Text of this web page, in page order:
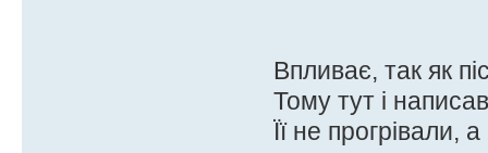
Впливає, так як
Тому тут і
Її не прогрівали,